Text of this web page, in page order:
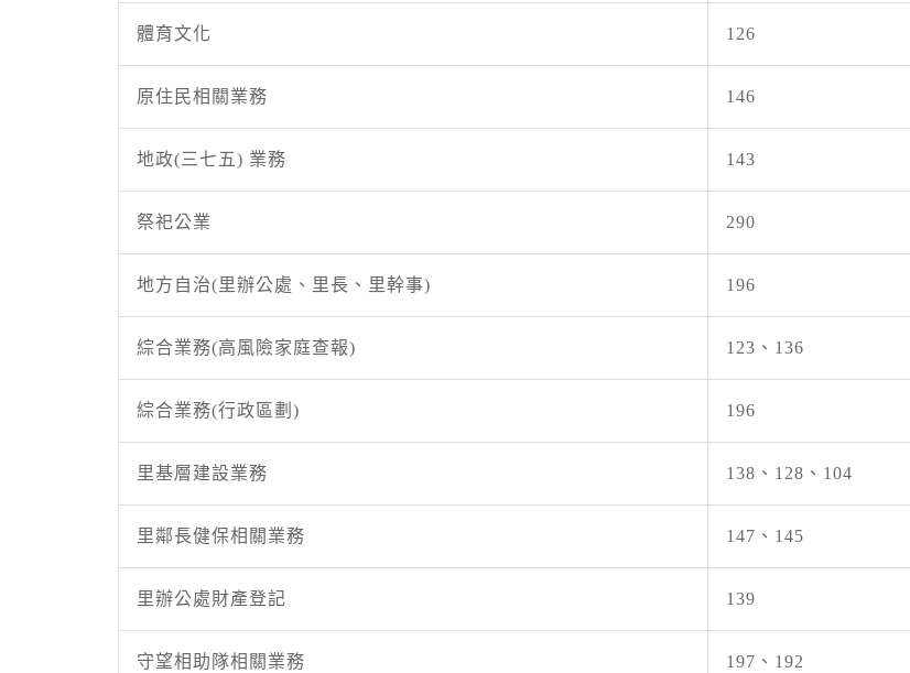
體育文化 126
原住民相關業務 146
地政(三七五) 業務 143
祭祀公業 290
地方自治(里辦公處、里長、里幹事) 196
綜合業務(高風險家庭查報) 123、136
綜合業務(行政區劃) 196
里基層建設業務 138、128、104
里鄰長健保相關業務 147、145
里辦公處財產登記 139
守望相助隊相關業務 197、192